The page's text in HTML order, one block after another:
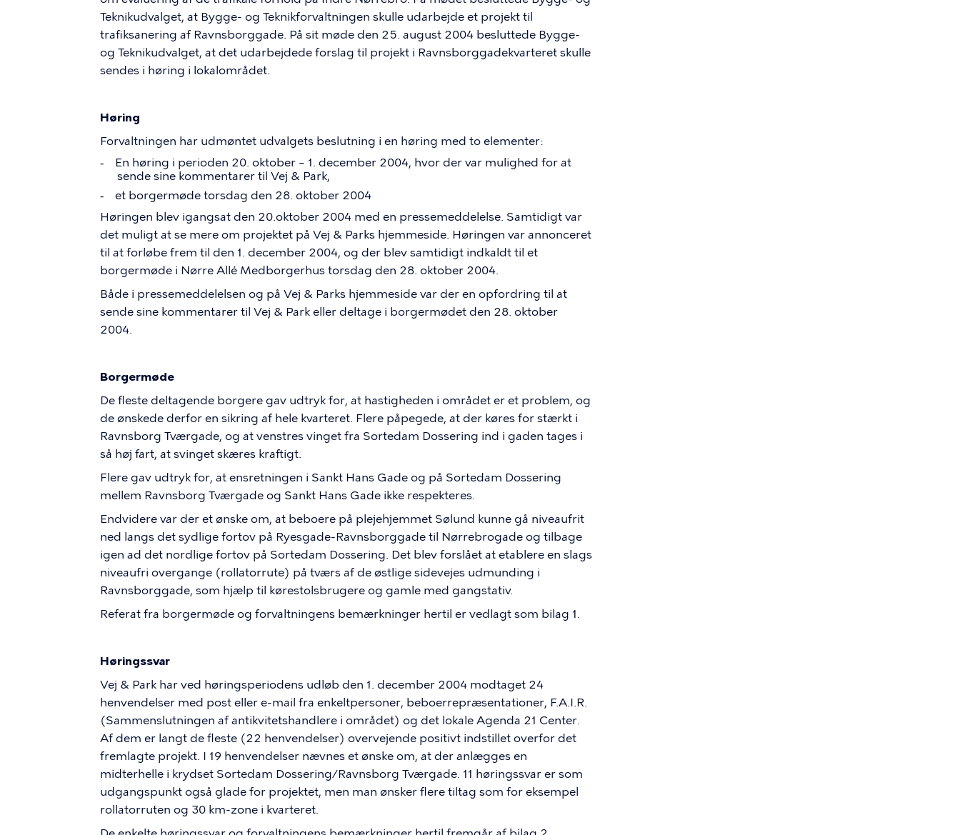
Teknikudvalget, at Bygge- og Teknikforvaltningen skulle udarbejde et projekt til
trafiksanering af Ravnsborggade. På sit møde den 25. august 2004 besluttede Bygge-
og Teknikudvalget, at det udarbejdede forslag til projekt i Ravnsborggadekvarteret skulle
sendes i høring i lokalområdet.
Høring
Forvaltningen har udmøntet udvalgets beslutning i en høring med to elementer:
-
En høring i perioden 20. oktober – 1. december 2004, hvor der var mulighed for at
sende sine kommentarer til Vej & Park,
-
et borgermøde torsdag den 28. oktober 2004
Høringen blev igangsat den 20.oktober 2004 med en pressemeddelelse. Samtidigt var
det muligt at se mere om projektet på Vej & Parks hjemmeside. Høringen var annonceret
til at forløbe frem til den 1. december 2004, og der blev samtidigt indkaldt til et
borgermøde i Nørre Allé Medborgerhus torsdag den 28. oktober 2004.
Både i pressemeddelelsen og på Vej & Parks hjemmeside var der en opfordring til at
sende sine kommentarer til Vej & Park eller deltage i borgermødet den 28. oktober
2004.
Borgermøde
De fleste deltagende borgere gav udtryk for, at hastigheden i området er et problem, og
de ønskede derfor en sikring af hele kvarteret. Flere påpegede, at der køres for stærkt i
Ravnsborg Tværgade, og at venstres vinget fra Sortedam Dossering ind i gaden tages i
så høj fart, at svinget skæres kraftigt.
Flere gav udtryk for, at ensretningen i Sankt Hans Gade og på Sortedam Dossering
mellem Ravnsborg Tværgade og Sankt Hans Gade ikke respekteres.
Endvidere var der et ønske om, at beboere på plejehjemmet Sølund kunne gå niveaufrit
ned langs det sydlige fortov på Ryesgade-Ravnsborggade til Nørrebrogade og tilbage
igen ad det nordlige fortov på Sortedam Dossering. Det blev forslået at etablere en slags
niveaufri overgange (rollatorrute) på tværs af de østlige sidevejes udmunding i
Ravnsborggade, som hjælp til kørestolsbrugere og gamle med gangstativ.
Referat fra borgermøde og forvaltningens bemærkninger hertil er vedlagt som bilag 1.
Høringssvar
Vej & Park har ved høringsperiodens udløb den 1. december 2004 modtaget 24
henvendelser med post eller e-mail fra enkeltpersoner, beboerrepræsentationer, F.A.I.R.
(Sammenslutningen af antikvitetshandlere i området) og det lokale Agenda 21 Center.
Af dem er langt de fleste (22 henvendelser) overvejende positivt indstillet overfor det
fremlagte projekt. I 19 henvendelser nævnes et ønske om, at der anlægges en
midterhelle i krydset Sortedam Dossering/Ravnsborg Tværgade. 11 høringssvar er som
udgangspunkt også glade for projektet, men man ønsker flere tiltag som for eksempel
rollatorruten og 30 km-zone i kvarteret.